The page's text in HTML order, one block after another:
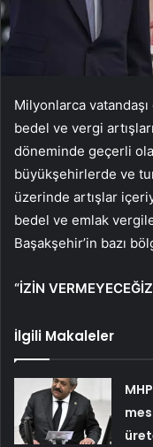
Milyonlarca
bedel ve vergi
döneminde geçerli
büyükşehirlerde ve
üzerinde artışlar
bedel ve emlak
Başakşehir’in bazı
“İZİN
İlgili Makaleler